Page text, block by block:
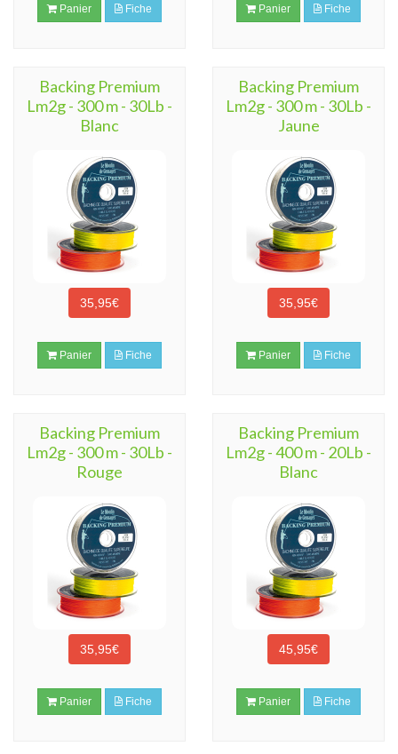
Panier Fiche Panier Fiche
Backing Premium
Lm2g - 300 m - 30Lb -
Blanc
35,95€
Panier Fiche
Backing Premium
Lm2g - 300 m - 30Lb -
Jaune
35,95€
Panier Fiche
Backing Premium
Lm2g - 300 m - 30Lb -
Rouge
35,95€
Panier Fiche
Backing Premium
Lm2g - 400 m - 20Lb -
Blanc
45,95€
Panier Fiche